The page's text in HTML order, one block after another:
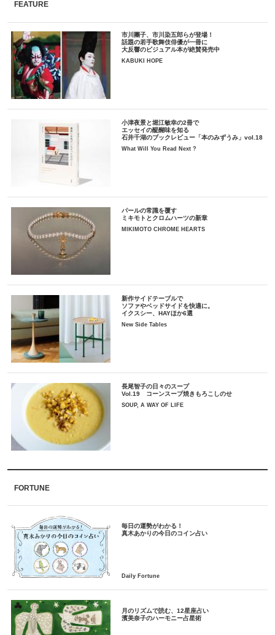
FEATURE
市川團子、市川染五郎らが登場！
話題の若手歌舞伎俳優が一冊に
大反響のビジュアル本が絶賛発売中
KABUKI HOPE
小津夜景と堀江敏幸の2冊で
エッセイの醍醐味を知る
石井千湖のブックレビュー「本のみずうみ」vol.18
What Will You Read Next ?
パールの常識を覆す
ミキモトとクロムハーツの新章
MIKIMOTO CHROME HEARTS
新作サイドテーブルで
ソファやベッドサイドを快適に。
イクスシー、HAYほか6選
New Side Tables
長尾智子の日々のスープ
Vol.19 コーンスープ焼きもろこしのせ
SOUP, A WAY OF LIFE
FORTUNE
毎日の運勢がわかる！
月のリズムで読む、12星座占い